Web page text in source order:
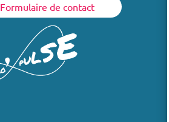
Formulaire de contact